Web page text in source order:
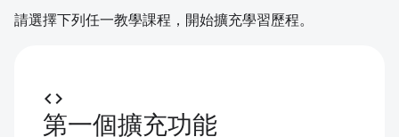
請選擇下列任一教學課程，開始擴充學習歷程。
code
第一個擴充功能